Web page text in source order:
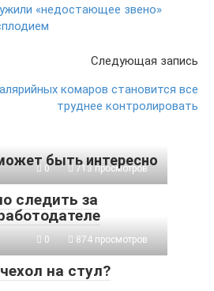
«недостающее звено»
Следующая запись
комаров становится все
труднее контролировать
быть интересно
0 713 просмотров
следить за
0 874 просмотров
на стул?